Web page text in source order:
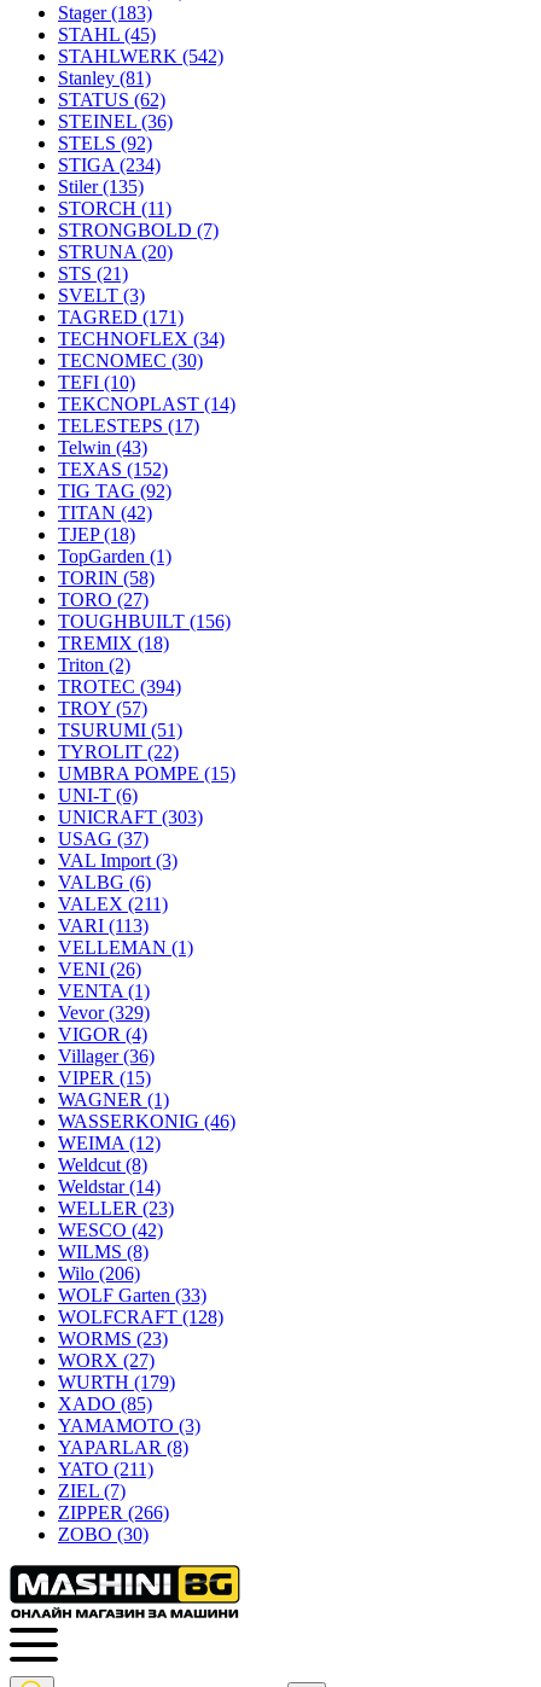
Stager(183)
STAHL (45)
STAHLWERK (542)
Stanley (81)
STATUS (62)
STEINEL (36)
STELS (92)
STIGA (234)
Stiler(135)
STORCH (11)
STRONGBOLD (7)
STRUNA (20)
STS (21)
SVELT (3)
TAGRED (171)
TECHNOFLEX (34)
TECNOMEC (30)
TEFI (10)
TEKCNOPLAST (14)
TELESTEPS (17)
Telwin (43)
TEXAS (152)
TIG TAG (92)
TITAN (42)
TJEP(18)
TopGarden (1)
TORIN (58)
TORO (27)
TOUGHBUILT (156)
TREMIX (18)
Triton (2)
TROTEC (394)
TROY (57)
TSURUMI (51)
TYROLIT (22)
UMBRA POMPE (15)
UNI-T (6)
UNICRAFT (303)
USAG (37)
VAL Import (3)
VALBG (6)
VALEX (211)
VARI (113)
VELLEMAN (1)
VENI (26)
VENTA (1)
Vevor(329)
VIGOR (4)
Villager(36)
VIPER (15)
WAGNER (1)
WASSERKONIG (46)
WEIMA (12)
Weldcut (8)
Weldstar(14)
WELLER (23)
WESCO (42)
WILMS (8)
Wilo (206)
WOLF Garten (33)
WOLFCRAFT (128)
WORMS (23)
WORX (27)
WURTH (179)
XADO (85)
YAMAMOTO (3)
YAPARLAR (8)
YATO (211)
ZIEL (7)
ZIPPER (266)
ZOBO (30)